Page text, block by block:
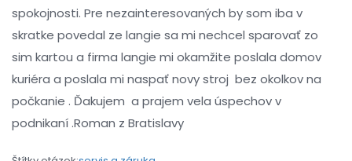
spokojnosti. Pre nezainteresovaných by som iba v
skratke povedal ze langie sa mi nechcel sparovať zo
sim kartou a firma langie mi okamžite poslala domov
kuriéra a poslala mi naspať novy stroj bez okolkov na
počkanie . Ďakujem a prajem vela úspechov v
podnikaní .Roman z Bratislavy